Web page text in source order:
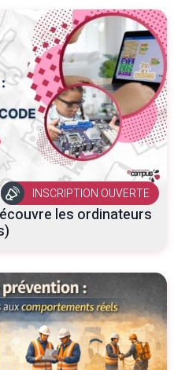
INSCRIPTION OUVERTE
les ordinateurs